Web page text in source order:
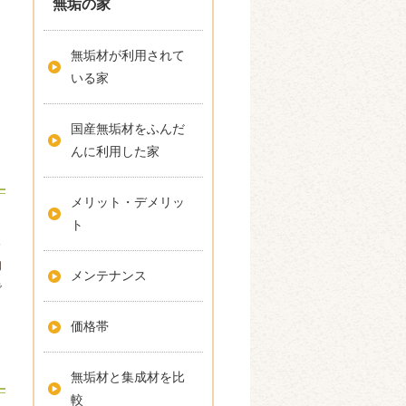
無垢の家
無垢材が利用されて
いる家
国産無垢材をふんだ
んに利用した家
メリット・デメリッ
ト
メンテナンス
価格帯
無垢材と集成材を比
較